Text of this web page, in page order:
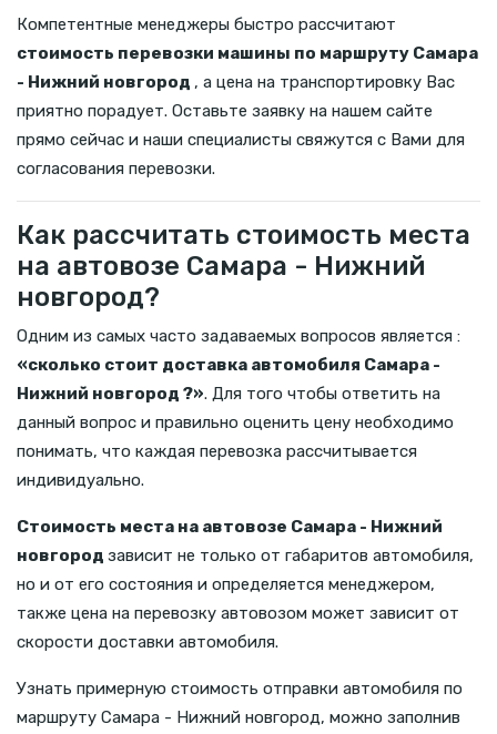
Компетентные менеджеры быстро рассчитают
стоимость перевозки машины по маршруту Самара
- Нижний новгород , а цена на транспортировку Вас
приятно порадует. Оставьте заявку на нашем сайте
прямо сейчас и наши специалисты свяжутся с Вами для
согласования перевозки.
Как рассчитать стоимость места
на автовозе Самара - Нижний
новгород?
Одним из самых часто задаваемых вопросов является :
«сколько стоит доставка автомобиля Самара -
Нижний новгород ?». Для того чтобы ответить на
данный вопрос и правильно оценить цену необходимо
понимать, что каждая перевозка рассчитывается
индивидуально.
Стоимость места на автовозе Самара - Нижний
новгород зависит не только от габаритов автомобиля,
но и от его состояния и определяется менеджером,
также цена на перевозку автовозом может зависит от
скорости доставки автомобиля.
Узнать примерную стоимость отправки автомобиля по
маршруту Самара - Нижний новгород, можно заполнив